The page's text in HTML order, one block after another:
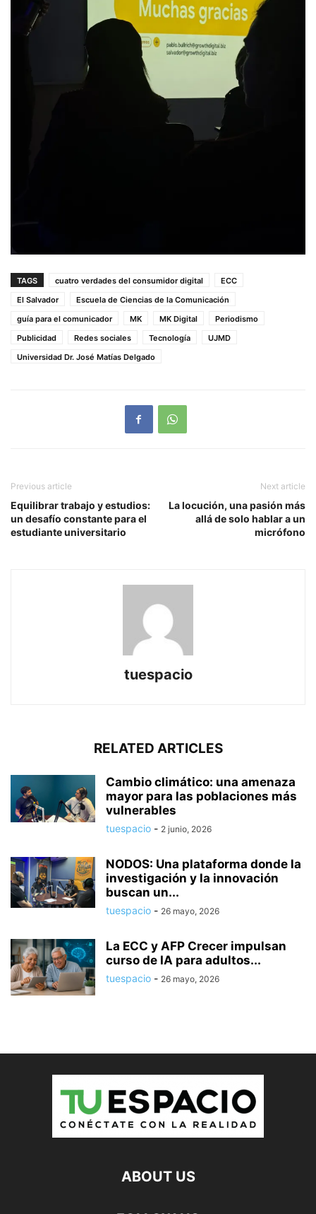
TAGS cuatro verdades del consumidor digital
ECC
El Salvador
Escuela de Ciencias de la Comunicación
guía para el comunicador
MK MK Digital
Periodismo
Publicidad
Redes sociales Tecnología
UJMD
Universidad Dr. José Matías Delgado
Previous article
Equilibrar trabajo y estudios:
un desafío constante para el
estudiante universitario
Next article
La locución, una pasión más
allá de solo hablar a un
micrófono
tuespacio
RELATED ARTICLES
Cambio climático: una amenaza
mayor para las poblaciones más
vulnerables
tuespacio - 2 junio, 2026
NODOS: Una plataforma donde la
investigación y la innovación
buscan un...
tuespacio - 26 mayo, 2026
La ECC y AFP Crecer impulsan
curso de IA para adultos...
tuespacio - 26 mayo, 2026
ABOUT US